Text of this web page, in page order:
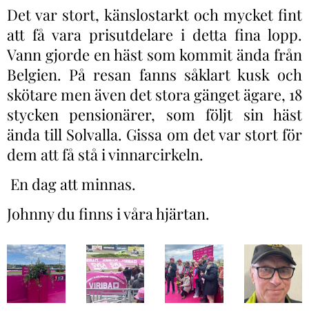
Det var stort, känslostarkt och mycket fint
att få vara prisutdelare i detta fina lopp.
Vann gjorde en häst som kommit ända från
Belgien. På resan fanns såklart kusk och
skötare men även det stora gänget ägare, 18
stycken pensionärer, som följt sin häst
ända till Solvalla. Gissa om det var stort för
dem att få stå i vinnarcirkeln.
En dag att minnas.
Johnny du finns i våra hjärtan.